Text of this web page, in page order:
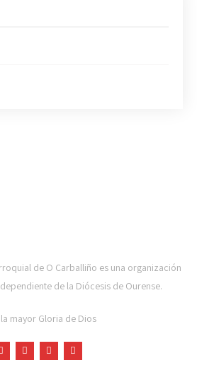
de O Carballiño es una organización
de la Diócesis de Ourense.
mayor Gloria de Dios